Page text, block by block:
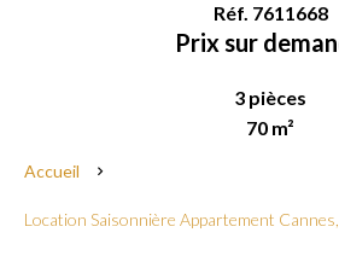
Réf. 7611668
Prix sur
3 pièces
70 m²
Accueil
Location Saisonnière Appartement